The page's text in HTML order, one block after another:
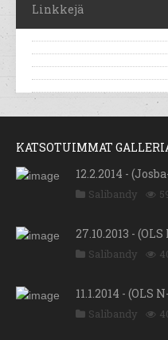
Linkkejä
KATSOTUIMMAT
12.2.2014 -
Salibandy
27.10.2013 -
Salibandy
11.1.2014 - (OLS
Salibandy